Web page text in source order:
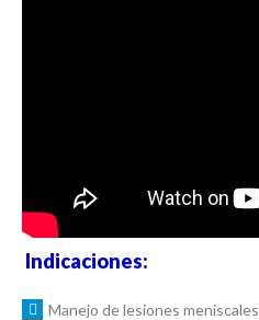
Indicaciones:
Manejo de lesiones meniscales